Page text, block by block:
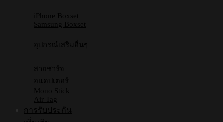
iPhone Boxset
Samsung Boxset
อุปกรณ์เสริมอื่นๆ
สายชาร์จ
อแดปเตอร์
Mono Stick
Air Tag
การรับประกัน